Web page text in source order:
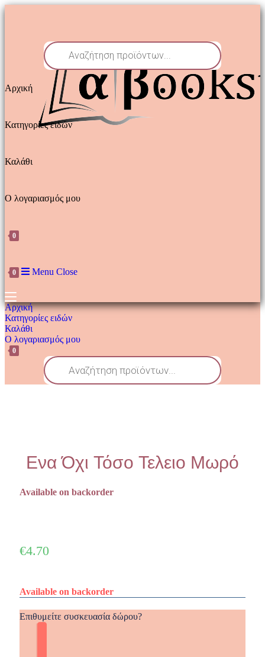
Αρχική
Κατηγορίες ειδών
Καλάθι
Ο λογαριασμός μου
0
0 Menu Close
Αρχική
Κατηγορίες ειδών
Καλάθι
Ο λογαριασμός μου
0
Ενα Όχι Τόσο Τελειο Μωρό
Available on backorder
€4.70
Available on backorder
Επιθυμείτε συσκευασία δώρου?